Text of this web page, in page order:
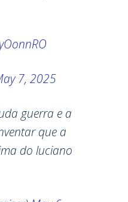
7, 2025
guerra e a
que a
do luciano